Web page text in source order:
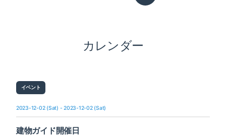
カレンダー
イベント
2023-12-02 (Sat) - 2023-12-02 (Sat)
建物ガイド開催日